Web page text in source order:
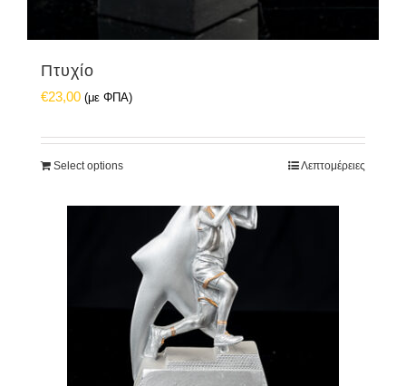
Πτυχίο
€23,00 (με ΦΠΑ)
Select options Λεπτομέρειες